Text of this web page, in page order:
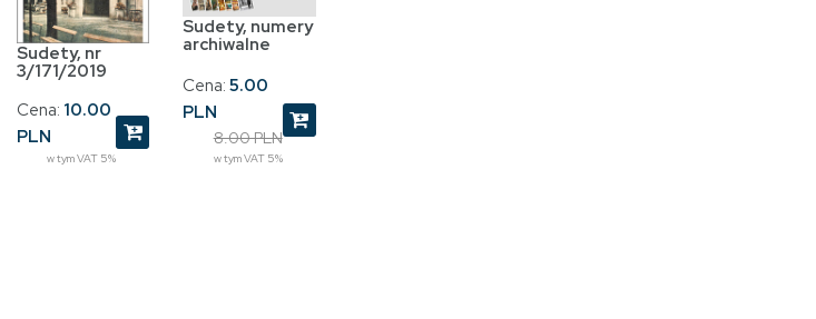
Sudety, nr
3/171/2019
Cena: 10.00
PLN
w tym VAT 5%
Sudety, numery
archiwalne
Cena:5.00
PLN
8.00 PLN
w tym VAT 5%